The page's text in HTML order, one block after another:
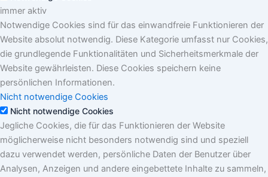
immer aktiv
Notwendige Cookies sind für das einwandfreie Funktionieren der
Website absolut notwendig. Diese Kategorie umfasst nur Cookies,
die grundlegende Funktionalitäten und Sicherheitsmerkmale der
Website gewährleisten. Diese Cookies speichern keine
persönlichen Informationen.
Nicht notwendige Cookies
Nicht notwendige Cookies
Jegliche Cookies, die für das Funktionieren der Website
möglicherweise nicht besonders notwendig sind und speziell
dazu verwendet werden, persönliche Daten der Benutzer über
Analysen, Anzeigen und andere eingebettete Inhalte zu sammeln,